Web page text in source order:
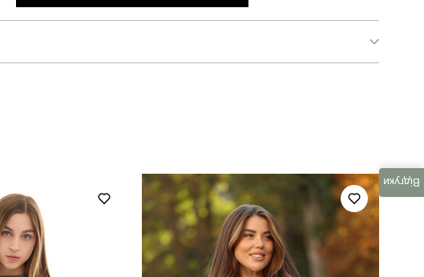
весна-осінь
софтшел
Відгуки